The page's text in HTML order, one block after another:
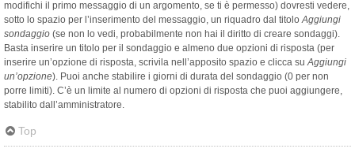
modifichi il primo messaggio di un argomento, se ti è permesso) dovresti vedere,
sotto lo spazio per l’inserimento del messaggio, un riquadro dal titoloAggiungi
sondaggio (se non lo vedi, probabilmente non hai il diritto di creare sondaggi).
Basta inserire un titolo per il sondaggio e almeno due opzioni di risposta (per
inserire un’opzione di risposta, scrivila nell’apposito spazio e clicca suAggiungi
un’opzione). Puoi anche stabilire i giorni di durata del sondaggio (0 per non
porre limiti). C’è un limite al numero di opzioni di risposta che puoi aggiungere,
stabilito dall’amministratore.
Top